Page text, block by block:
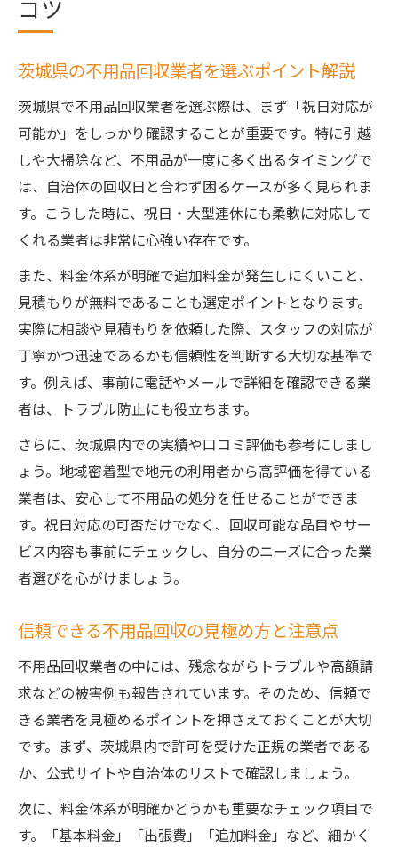
コツ
茨城県の不用品回収業者を選ぶポイント解説
茨城県で不用品回収業者を選ぶ際は、まず「祝日対応が
可能か」をしっかり確認することが重要です。特に引越
しや大掃除など、不用品が一度に多く出るタイミングで
は、自治体の回収日と合わず困るケースが多く見られま
す。こうした時に、祝日・大型連休にも柔軟に対応して
くれる業者は非常に心強い存在です。
また、料金体系が明確で追加料金が発生しにくいこと、
見積もりが無料であることも選定ポイントとなります。
実際に相談や見積もりを依頼した際、スタッフの対応が
丁寧かつ迅速であるかも信頼性を判断する大切な基準で
す。例えば、事前に電話やメールで詳細を確認できる業
者は、トラブル防止にも役立ちます。
さらに、茨城県内での実績や口コミ評価も参考にしまし
ょう。地域密着型で地元の利用者から高評価を得ている
業者は、安心して不用品の処分を任せることができま
す。祝日対応の可否だけでなく、回収可能な品目やサー
ビス内容も事前にチェックし、自分のニーズに合った業
者選びを心がけましょう。
信頼できる不用品回収の見極め方と注意点
不用品回収業者の中には、残念ながらトラブルや高額請
求などの被害例も報告されています。そのため、信頼で
きる業者を見極めるポイントを押さえておくことが大切
です。まず、茨城県内で許可を受けた正規の業者である
か、公式サイトや自治体のリストで確認しましょう。
次に、料金体系が明確かどうかも重要なチェック項目で
す。「基本料金」「出張費」「追加料金」など、細かく